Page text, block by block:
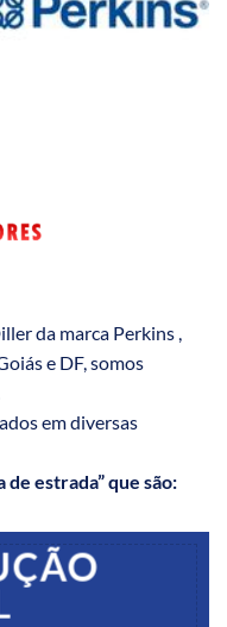
da marca Perkins ,
e DF, somos
em diversas
de estrada” que são: